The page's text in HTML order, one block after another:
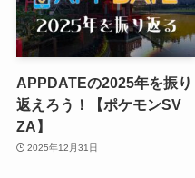
APPDATEの2025年を振り
返えろう！【ポケモンSV
ZA】
2025年12月31日